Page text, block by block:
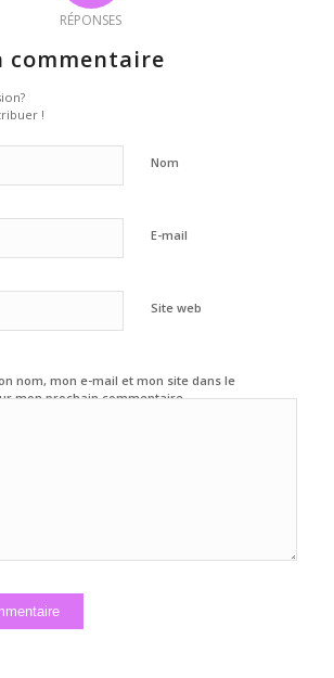
RÉPONSES
commentaire
!
Nom
E-mail
Site web
nom, mon e-mail et mon site dans le
mon prochain commentaire.